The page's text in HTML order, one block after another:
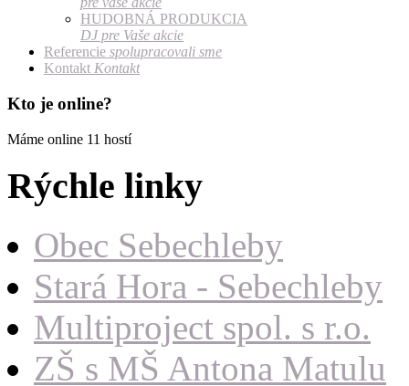
HUDOBNÁ PRODUKCIA
DJ pre Vaše akcie
Referencie spolupracovali sme
Kontakt Kontakt
Kto je online?
Máme online 11 hostí
Rýchle linky
Obec Sebechleby
Stará Hora - Sebechleby
Multiproject spol. s r.o.
ZŠ s MŠ Antona Matulu